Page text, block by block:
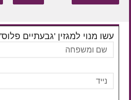
עשו מנוי למגזין 'גבעתיים פלוס'